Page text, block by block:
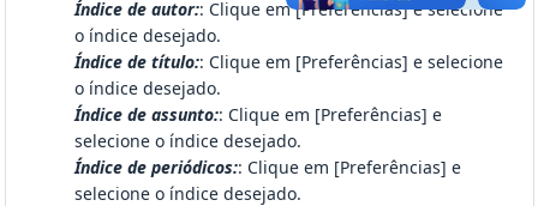
Índice de autor:: Clique em [Preferências] e selecione
o índice desejado.
Índice de título:: Clique em [Preferências] e selecione
o índice desejado.
Índice de assunto:: Clique em [Preferências] e
selecione o índice desejado.
Índice de periódicos:: Clique em [Preferências] e
selecione o índice desejado.